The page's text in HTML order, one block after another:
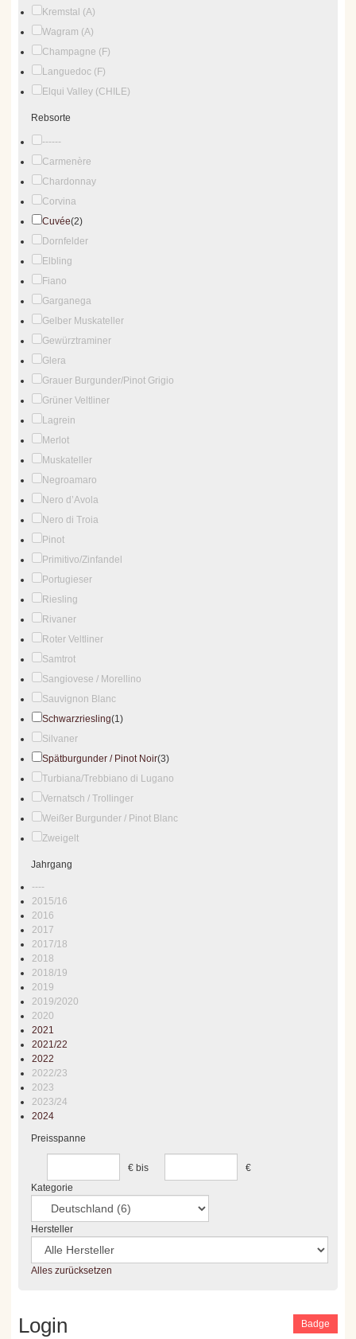
Kremstal (A)
Wagram (A)
Champagne (F)
Languedoc (F)
Elqui Valley (CHILE)
Rebsorte
------
Carmenère
Chardonnay
Corvina
Cuvée(2)
Dornfelder
Elbling
Fiano
Garganega
Gelber Muskateller
Gewürztraminer
Glera
Grauer Burgunder/Pinot Grigio
Grüner Veltliner
Lagrein
Merlot
Muskateller
Negroamaro
Nero d’Avola
Nero di Troia
Pinot
Primitivo/Zinfandel
Portugieser
Riesling
Rivaner
Roter Veltliner
Samtrot
Sangiovese / Morellino
Sauvignon Blanc
Schwarzriesling(1)
Silvaner
Spätburgunder / Pinot Noir(3)
Turbiana/Trebbiano di Lugano
Vernatsch / Trollinger
Weißer Burgunder / Pinot Blanc
Zweigelt
Jahrgang
----
2015/16
2016
2017
2017/18
2018
2018/19
2019
2019/2020
2020
2021
2021/22
2022
2022/23
2023
2023/24
2024
Preisspanne
€ bis
€
Kategorie
Hersteller
Alles zurücksetzen
Login Badge